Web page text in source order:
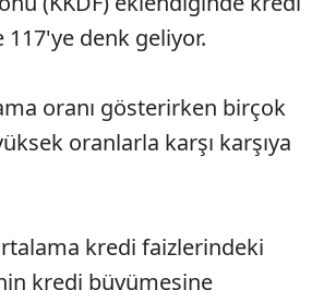
denk geliyor.
oranı gösterirken birçok
oranlarla karşı karşıya
kredi faizlerindeki
kredi büyümesine